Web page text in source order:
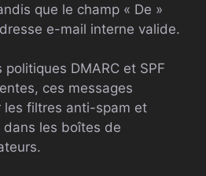
que le champ « De »
e-mail interne valide.
DMARC et SPF
ces messages
les filtres anti-spam et
les boîtes de